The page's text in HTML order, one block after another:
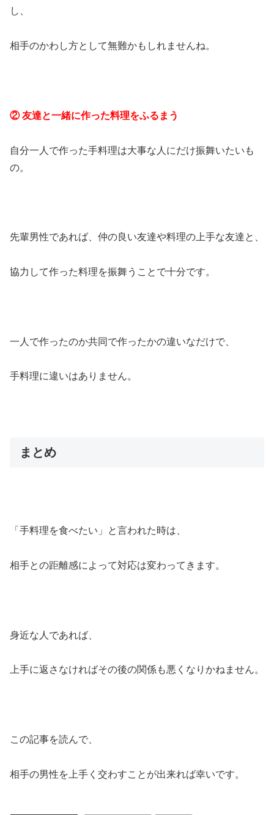
し、
相手のかわし方として無難かもしれませんね。
② 友達と一緒に作った料理をふるまう
自分一人で作った手料理は大事な人にだけ振舞いたいも
の。
先輩男性であれば、仲の良い友達や料理の上手な友達と、
協力して作った料理を振舞うことで十分です。
一人で作ったのか共同で作ったかの違いなだけで、
手料理に違いはありません。
まとめ
「手料理を食べたい」と言われた時は、
相手との距離感によって対応は変わってきます。
身近な人であれば、
上手に返さなければその後の関係も悪くなりかねません。
この記事を読んで、
相手の男性を上手く交わすことが出来れば幸いです。